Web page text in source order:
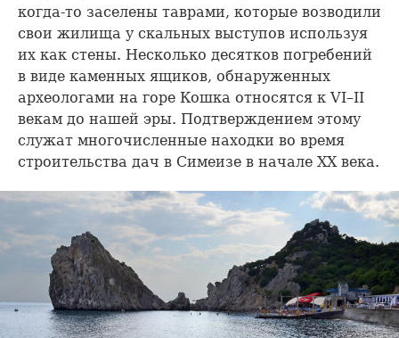
когда-то заселены таврами, которые возводили
свои жилища у скальных выступов используя
их как стены. Несколько десятков погребений
в виде каменных ящиков, обнаруженных
археологами на горе Кошка относятся к VI–II
векам до нашей эры. Подтверждением этому
служат многочисленные находки во время
строительства дач в Симеизе в начале XX века.